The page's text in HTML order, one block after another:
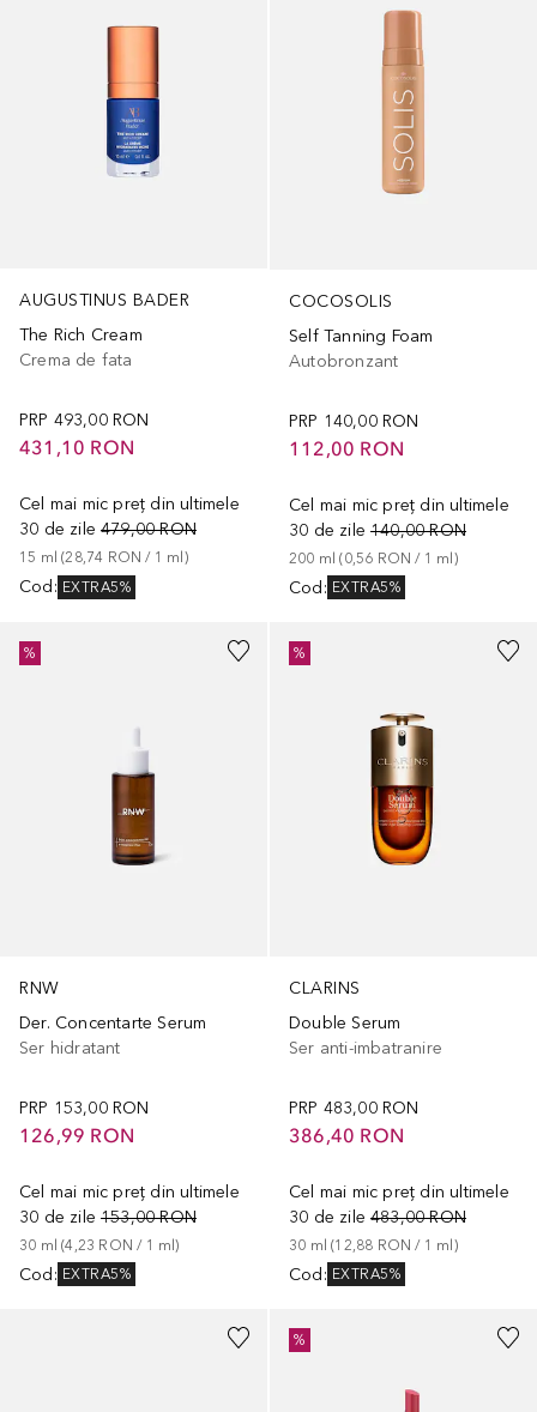
AUGUSTINUS BADER
The Rich Cream
Crema de fata
PRP 493,00 RON
431,10 RON
Cel mai mic preț din ultimele
30 de zile 479,00 RON
15 ml (28,74 RON / 1 ml )
Cod : EXTRA5%
COCOSOLIS
Self Tanning Foam
Autobronzant
PRP 140,00 RON
112,00 RON
Cel mai mic preț din ultimele
30 de zile 140,00 RON
200 ml (0,56 RON / 1 ml)
Cod : EXTRA5%
RNW
Der. Concentarte Serum
Ser hidratant
PRP 153,00 RON
126,99 RON
Cel mai mic preț din ultimele
30 de zile 153,00 RON
30 ml (4,23 RON / 1 ml)
Cod : EXTRA5%
%
CLARINS
Double Serum
Ser anti-imbatranire
PRP 483,00 RON
386,40 RON
Cel mai mic preț din ultimele
30 de zile 483,00 RON
30 ml (12,88 RON / 1 ml)
Cod : EXTRA5%
%
%